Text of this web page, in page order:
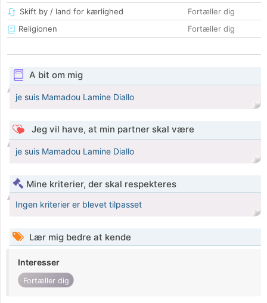
Skift by / land for kærlighed
Fortæller dig
Religionen
Fortæller dig
A bit om mig
je suis Mamadou Lamine Diallo
Jeg vil have, at min partner skal være
je suis Mamadou Lamine Diallo
Mine kriterier, der skal respekteres
Ingen kriterier er blevet tilpasset
Lær mig bedre at kende
Interesser
Fortæller dig